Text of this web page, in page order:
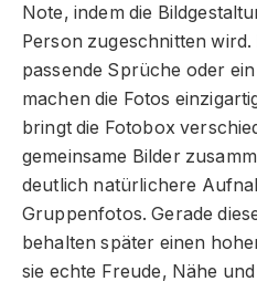
Note, indem die
Person zugeschnitten
passende Sprüche oder
machen die Fotos
bringt die Fotobox
gemeinsame Bilder
deutlich natürlichere
Gruppenfotos. Gerade
behalten später einen
sie echte Freude, Nähe